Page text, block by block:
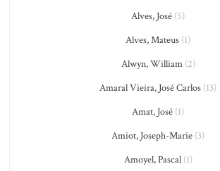
Alves, José (5)
Alves, Mateus (1)
Alwyn, William(2)
Amaral Vieira, José Carlos (13)
Amat, José (1)
Amiot, Joseph-Marie (3)
Amoyel, Pascal(1)